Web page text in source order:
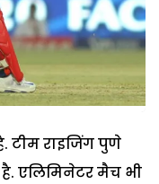
टीम राइजिंग पुणे
एलिमिनेटर मैच भी